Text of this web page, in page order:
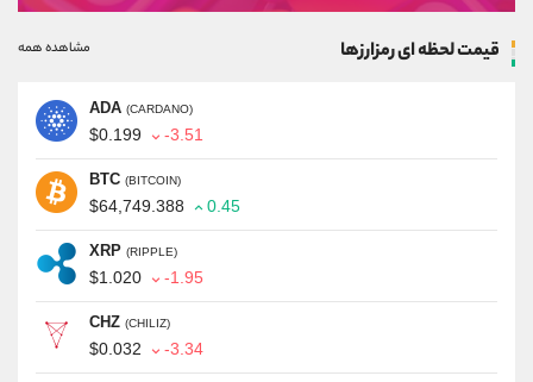
قیمت لحظه ای رمزارزها مشاهده همه
ADA (CARDANO)
$0.199 -3.51
BTC (BITCOIN)
$64,749.388 0.45
XRP (RIPPLE)
$1.020 -1.95
CHZ (CHILIZ)
$0.032 -3.34